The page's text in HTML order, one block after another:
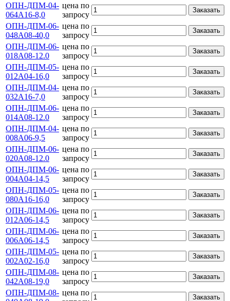
ОПН-ДПМ-04-
064А16-8,0
цена по
запросу
Заказать
ОПН-ДПМ-06-
048А08-40,0
цена по
запросу
Заказать
ОПН-ДПМ-06-
018А08-12.0
цена по
запросу
Заказать
ОПН-ДПМ-05-
012А04-16,0
цена по
запросу
Заказать
ОПН-ДПМ-04-
032А16-7,0
цена по
запросу
Заказать
ОПН-ДПМ-06-
014А08-12.0
цена по
запросу
Заказать
ОПН-ДПМ-04-
008А06-9,5
цена по
запросу
Заказать
ОПН-ДПМ-06-
020А08-12.0
цена по
запросу
Заказать
ОПН-ДПМ-06-
004А04-14,5
цена по
запросу
Заказать
ОПН-ДПМ-05-
080А16-16,0
цена по
запросу
Заказать
ОПН-ДПМ-06-
012А06-14,5
цена по
запросу
Заказать
ОПН-ДПМ-06-
006А06-14,5
цена по
запросу
Заказать
ОПН-ДПМ-05-
002А02-16,0
цена по
запросу
Заказать
ОПН-ДПМ-08-
042А08-19,0
цена по
запросу
Заказать
ОПН-ДПМ-08- цена по
Заказать